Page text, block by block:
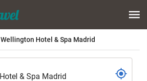
Wellington Hotel & Spa Madrid